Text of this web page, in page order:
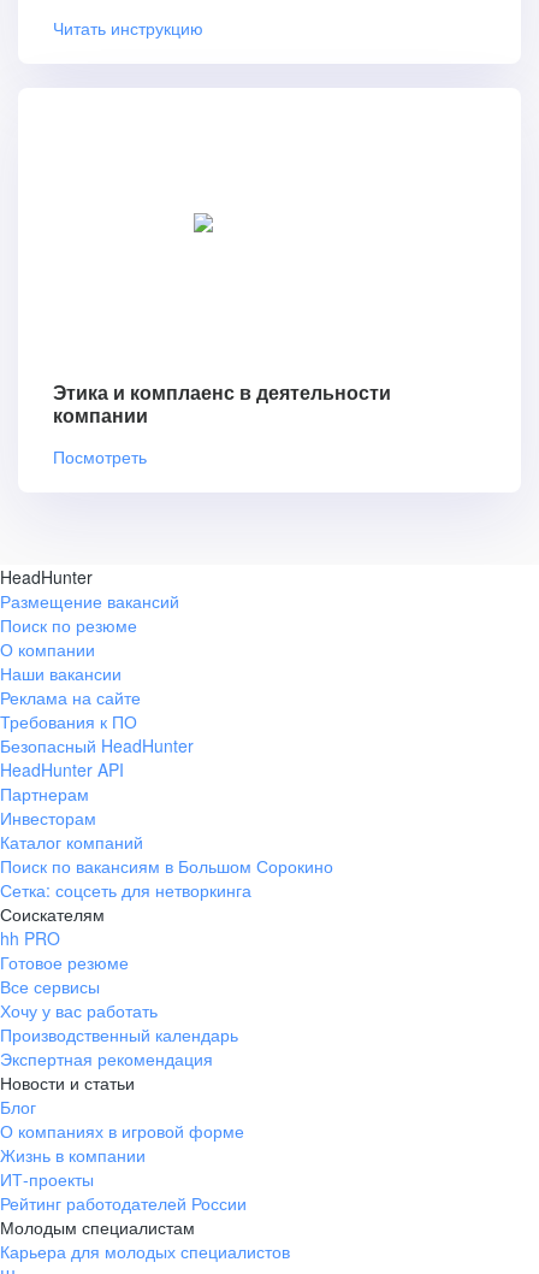
Читать инструкцию
Этика и комплаенс в деятельности
компании
Посмотреть
HeadHunter
Размещение вакансий
Поиск по резюме
О компании
Наши вакансии
Реклама на сайте
Требования к ПО
Безопасный HeadHunter
HeadHunter API
Партнерам
Инвесторам
Каталог компаний
Поиск по вакансиям в Большом Сорокино
Сетка: соцсеть для нетворкинга
Соискателям
hh PRO
Готовое резюме
Все сервисы
Хочу у вас работать
Производственный календарь
Экспертная рекомендация
Новости и статьи
Блог
О компаниях в игровой форме
Жизнь в компании
ИТ-проекты
Рейтинг работодателей России
Молодым специалистам
Карьера для молодых специалистов